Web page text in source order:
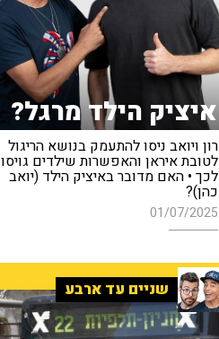
איציק הילד מרגל?
רון ויואב ניסו להתעמק בנושא הריגול
לטובת איראן והאפשרות שילדים גויסו
לכך • האם מדובר באיציק הילד (יואב
כהן)?
01/07/2025
שניים עד ארבע